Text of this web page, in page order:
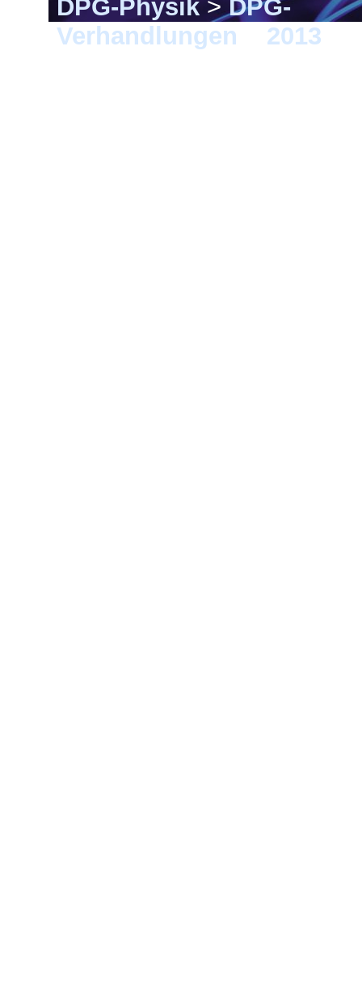
DPG-Physik >DPG-
Verhandlungen
2013